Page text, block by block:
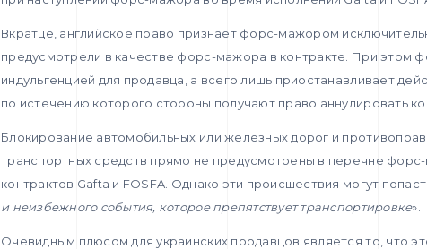
Вкратце, английское право признаёт форс-мажором
предусмотрели в качестве форс-мажора в контракте. При этом
индульгенцией для продавца, а всего лишь приостанавливает
по истечению которого стороны получают право аннулировать
Блокирование автомобильных или железных дорог и
транспортных средств прямо не предусмотрены в перечне
контрактов Gafta и FOSFA. Однако эти происшествия могут
и неизбежного события, которое препятствует транспортировке».
Очевидным плюсом для украинских продавцов является то, что